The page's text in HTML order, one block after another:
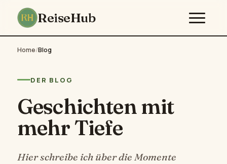
ReiseHub
Home/Blog
DER BLOG
Geschichten mit
mehr Tiefe
Hier schreibe ich über die Momente